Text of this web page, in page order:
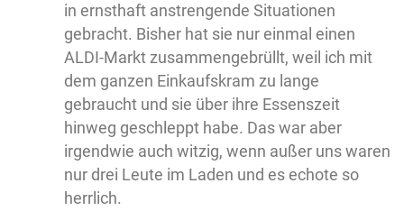
in ernsthaft anstrengende Situationen
gebracht. Bisher hat sie nur einmal einen
ALDI-Markt zusammengebrüllt, weil ich mit
dem ganzen Einkaufskram zu lange
gebraucht und sie über ihre Essenszeit
hinweg geschleppt habe. Das war aber
irgendwie auch witzig, wenn außer uns waren
nur drei Leute im Laden und es echote so
herrlich.